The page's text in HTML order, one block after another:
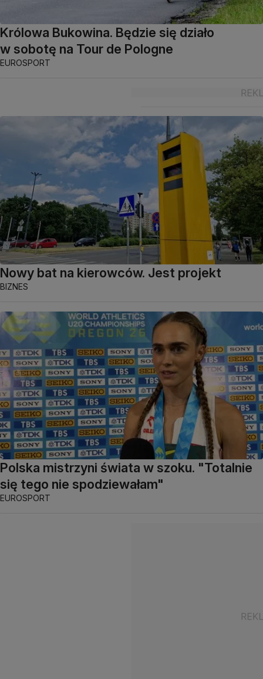
Królowa Bukowina. Będzie się działo
w sobotę na Tour de Pologne
EUROSPORT
Nowy bat na kierowców. Jest projekt
BIZNES
Polska mistrzyni świata w szoku. "Totalnie
się tego nie spodziewałam"
EUROSPORT